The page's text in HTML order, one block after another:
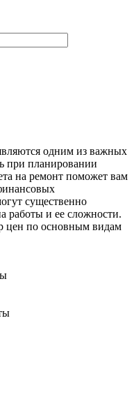
одним из важных
при планировании
на ремонт поможет вам
существенно
работы и ее сложности.
цен по основным видам